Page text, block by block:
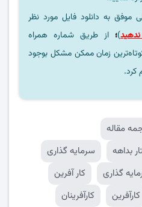
موفق به دانلود فایل مورد نظر
)؛ از طریق شماره همراه
زمان ممکن مشکل بوجود
کرد.
مقاله
بداهه
سرمایه گذاری
گذاری
کار آفرین
کارآفرین
کارآفرینان